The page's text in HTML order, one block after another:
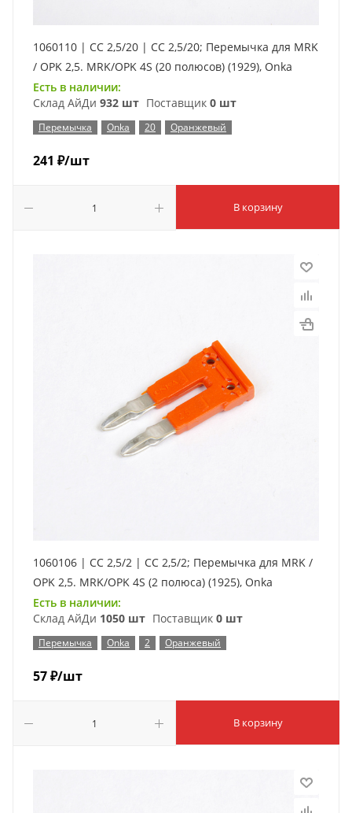
1060110 | CC 2,5/20 | CC 2,5/20; Перемычка для MRK
/ OPK 2,5. MRK/OPK 4S (20 полюсов) (1929), Onka
Есть в наличии:
Склад АйДи 932 шт Поставщик 0 шт
Перемычка Onka 20 Оранжевый
241 ₽/шт
В корзину
1060106 | CC 2,5/2 | CC 2,5/2; Перемычка для MRK /
OPK 2,5. MRK/OPK 4S (2 полюса) (1925), Onka
Есть в наличии:
Склад АйДи 1050 шт Поставщик 0 шт
Перемычка Onka 2 Оранжевый
57₽/шт
В корзину